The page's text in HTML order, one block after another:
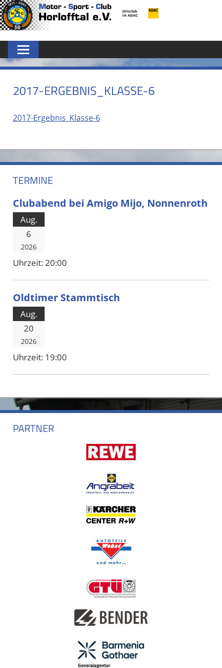
Zum
Inhalt
MSC
HORLOFFTAL
E.V.
2017-ERGEBNIS_KLASSE-6
2017-Ergebnis_Klasse-6
TERMINE
Clubabend bei Amigo Mijo, Nonnenroth
Aug.
6
2026
Uhrzeit: 20:00
Oldtimer Stammtisch
Aug.
20
2026
Uhrzeit: 19:00
PARTNER